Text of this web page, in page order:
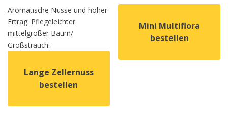
Aromatische Nüsse und hoher
Ertrag. Pflegeleichter
mittelgroßer Baum/
Großstrauch.
Lange Zellernuss
bestellen
Mini Multiflora
bestellen